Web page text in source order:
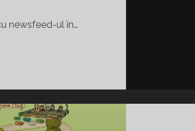
newsfeed-ul în…
O